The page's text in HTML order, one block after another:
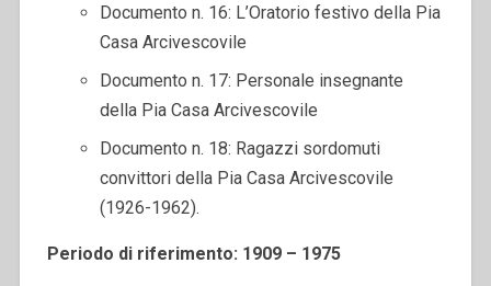
Documento n. 16: L’Oratorio festivo della Pia
Casa Arcivescovile
Documento n. 17: Personale insegnante
della Pia Casa Arcivescovile
Documento n. 18: Ragazzi sordomuti
convittori della Pia Casa Arcivescovile
(1926-1962).
Periodo di riferimento: 1909 – 1975